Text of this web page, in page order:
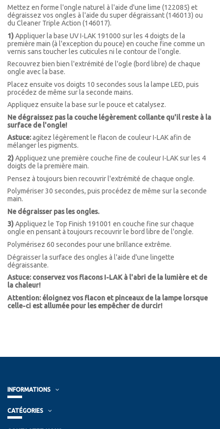
Mettez en forme l'ongle naturel à l'aide d'une lime (122085) et
dégraissez vos ongles à l'aide du super dégraissant (146013) ou
du Cleaner Triple Action (146017).
1)Appliquer la base UV I-LAK 191000 sur les 4 doigts de la
première main (à l'exception du pouce) en couche fine comme un
vernis sans toucher les cuticules ni le contour de l'ongle.
Recouvrez bien bien l'extrémité de l'ogle (bord libre) de chaque
ongle avec la base.
Placez ensuite vos doigts 10 secondes sous la lampe LED, puis
procédez de même sur la seconde mains.
Appliquez ensuite la base sur le pouce et catalysez.
Ne dégraissez pas la couche légèrement collante qu'il reste à la
surface de l'ongle!
Astuce:agitez légèrement le flacon de couleur I-LAK afin de
mélanger les pigments.
2)Appliquez une première couche fine de couleur I-LAK sur les 4
doigts de la première main.
Pensez à toujours bien recouvrir l'extrémité de chaque ongle.
Polymériser 30 secondes, puis procédez de même sur la seconde
main.
Ne dégraisser pas les ongles.
3)Appliquez le Top Finish 191001 en couche fine sur chaque
ongle en pensant à toujours recouvrir le bord libre de l'ongle.
Polymérisez 60 secondes pour une brillance extrême.
Dégraisser la surface des ongles à l'aide d'une lingette
dégraissante.
Astuce: conservez vos flacons I-LAK à l'abri de la lumière et de
la chaleur!
Attention: éloignez vos flacon et pinceaux de la lampe lorsque
celle-ci est allumée pour les empêcher de durcir!
INFORMATIONS
CATÉGORIES